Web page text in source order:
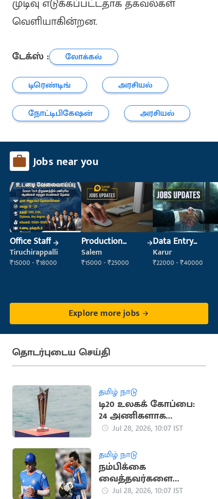
முடிவு எடுக்கப்பட்டதாக தகவல்கள்
வெளியாகின்றன.
டேக்ஸ் :
லோக்கல்
டிரெண்டிங்
அரசியல்
நோட்டிபிகேஷன்
அரசியல்
Jobs near you
Office Staff
Tiruchirappalli
₹15000 - ₹18000
Production
Supervisor
Salem
₹15000 - ₹25000
Data Entry
Operator
Karur
₹22000 - ₹40000
Explore more jobs
தொடர்புடைய செய்தி
தமிழ் நாடு
டி20 உலகக் கோப்பை:
24 அணிகளாக
விரிவுபடுத்த ஐசிசி
Jul 28, 2026, 10:07 IST
தமிழ் நாடு
நம்பிக்கை
வைத்தவர்களை
ஏமாற்றிவிட்டேன்:
Jul 28, 2026, 10:07 IST